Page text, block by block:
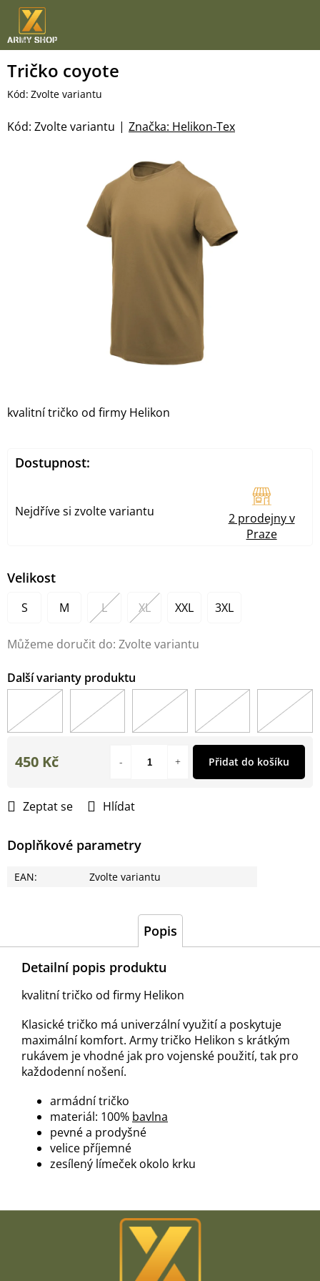
Přejít
obsah
Tričko coyote
Kód: Zvolte variantu
Značka: Helikon-Tex
Kód: Zvolte variantu
Velikost
S M L XL XXL 3XL
Můžeme doručit do: Zvolte variantu
kvalitní tričko od firmy Helikon
Zeptat se Hlídat
Doplňkové parametry
EAN: Zvolte variantu
450 Kč Přidat do košíku
Dostupnost:
Nejdříve si zvolte variantu
2 prodejny v
Praze
Popis
Detailní popis produktu
kvalitní tričko od firmy Helikon
Klasické tričko má univerzální využití a poskytuje
maximální komfort. Army tričko Helikon s krátkým
rukávem je vhodné jak pro vojenské použití, tak pro
každodenní nošení.
armádní tričko
materiál: 100% bavlna
pevné a prodyšné
velice příjemné
zesílený límeček okolo krku
Z